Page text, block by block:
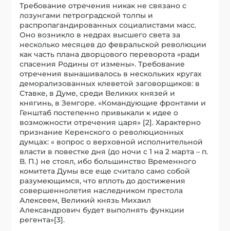
Требование отречения никак не связано с
лозунгами петроградской толпы и
распропагандированных социалистами масс.
Оно возникло в недрах высшего света за
несколько месяцев до февральской революции
как часть плана дворцового переворота «ради
спасения Родины от измены». Требование
отречения вынашивалось в нескольких кругах
деморализованных клеветой заговорщиков: в
Ставке, в Думе, среди Великих князей и
княгинь, в Земгоре. «Командующие фронтами и
Генштаб постепенно привыкали к идее о
возможности отречения царя» [2]. Характерно
признание Керенского о революционных
думцах: « вопрос о верховной исполнительной
власти в повестке дня (до ночи с 1 на 2 марта – п.
В. П.) не стоял, ибо большинство Временного
комитета Думы все еще считало само собой
разумеющимся, что вплоть до достижения
совершеннолетия наследником престола
Алексеем, Великий князь Михаил
Александрович будет выполнять функции
регента»[3].